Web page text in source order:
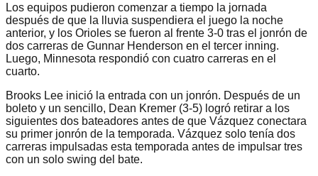
Los equipos pudieron comenzar a tiempo la jornada
después de que la lluvia suspendiera el juego la noche
anterior, y los Orioles se fueron al frente 3-0 tras el jonrón de
dos carreras de Gunnar Henderson en el tercer inning.
Luego, Minnesota respondió con cuatro carreras en el
cuarto.
Brooks Lee inició la entrada con un jonrón. Después de un
boleto y un sencillo, Dean Kremer (3-5) logró retirar a los
siguientes dos bateadores antes de que Vázquez conectara
su primer jonrón de la temporada. Vázquez solo tenía dos
carreras impulsadas esta temporada antes de impulsar tres
con un solo swing del bate.